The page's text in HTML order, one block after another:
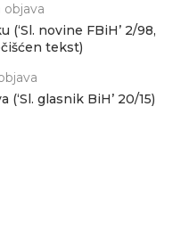
novine FBiH’ 2/98,
tekst)
glasnik BiH’ 20/15)